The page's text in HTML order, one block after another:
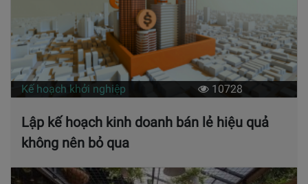
Kế hoạch khởi nghiệp 10728
Lập kế hoạch kinh doanh bán lẻ hiệu quả
không nên bỏ qua